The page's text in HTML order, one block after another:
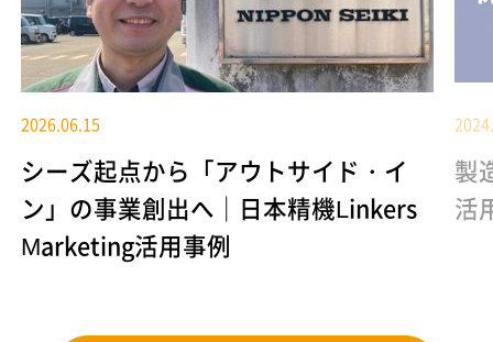
2026.06.15
シーズ起点から「アウトサイド・イ
ン」の事業創出へ｜日本精機Linkers
Marketing活用事例
製
活